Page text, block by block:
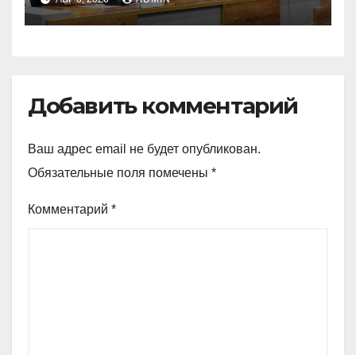
Добавить комментарий
Ваш адрес email не будет опубликован.
Обязательные поля помечены *
Комментарий *